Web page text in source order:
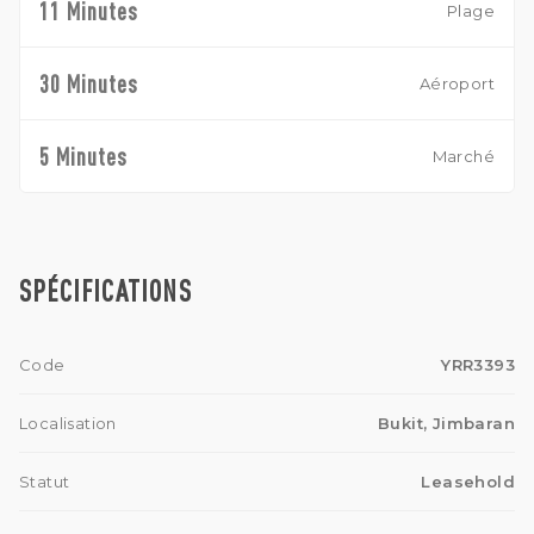
11 Minutes Plage
30 Minutes Aéroport
5 Minutes Marché
SPÉCIFICATIONS
Code YRR3393
Localisation Bukit, Jimbaran
Statut Leasehold